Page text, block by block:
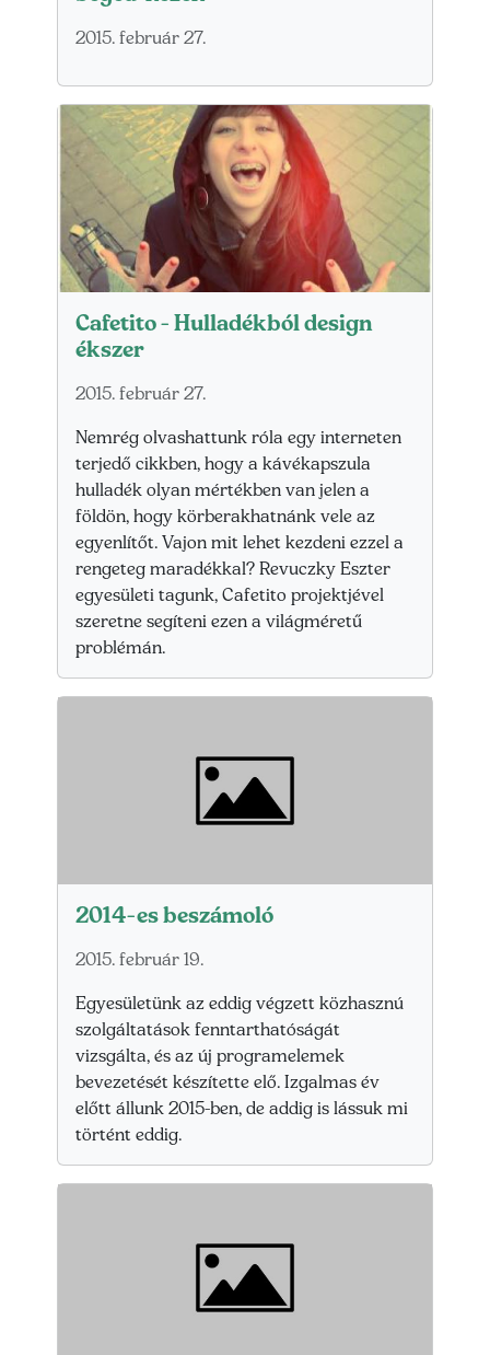
2015. február 27.
Cafetito - Hulladékból design
ékszer
2015. február 27.
Nemrég olvashattunk róla egy interneten
terjedő cikkben, hogy a kávékapszula
hulladék olyan mértékben van jelen a
földön, hogy körberakhatnánk vele az
egyenlítőt. Vajon mit lehet kezdeni ezzel a
rengeteg maradékkal? Revuczky Eszter
egyesületi tagunk, Cafetito projektjével
szeretne segíteni ezen a világméretű
problémán.
2014-es beszámoló
2015. február 19.
Egyesületünk az eddig végzett közhasznú
szolgáltatások fenntarthatóságát
vizsgálta, és az új programelemek
bevezetését készítette elő. Izgalmas év
előtt állunk 2015-ben, de addig is lássuk mi
történt eddig.